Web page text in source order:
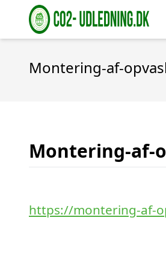
Montering-af-
Montering-af-
https://montering-af-